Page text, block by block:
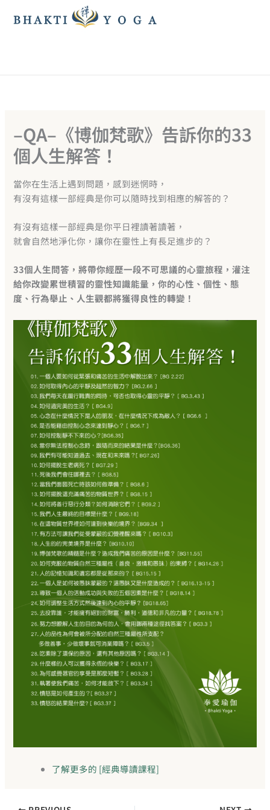
容
–QA–《博伽梵歌》告訴你的33
個人生解答！
當你在生活上遇到問題，感到迷惘時，
有沒有這樣一部經典是你可以隨時找到相應的解答的？
有沒有這樣一部經典是你平日裡讀著讀著，
就會自然地淨化你，讓你在靈性上有長足進步的？
33個人生問答，將帶你經歷一段不可思議的心靈旅程，灌注
給你改變累世積習的靈性知識能量，你的心性、個性、態
度、行為舉止、人生觀都將獲得良性的轉變！
了解更多的 [經典導讀課程]